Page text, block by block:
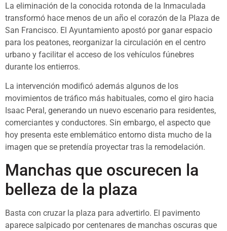
La eliminación de la conocida rotonda de la Inmaculada
transformó hace menos de un año el corazón de la Plaza de
San Francisco. El Ayuntamiento apostó por ganar espacio
para los peatones, reorganizar la circulación en el centro
urbano y facilitar el acceso de los vehículos fúnebres
durante los entierros.
La intervención modificó además algunos de los
movimientos de tráfico más habituales, como el giro hacia
Isaac Peral, generando un nuevo escenario para residentes,
comerciantes y conductores. Sin embargo, el aspecto que
hoy presenta este emblemático entorno dista mucho de la
imagen que se pretendía proyectar tras la remodelación.
Manchas que oscurecen la
belleza de la plaza
Basta con cruzar la plaza para advertirlo. El pavimento
aparece salpicado por centenares de manchas oscuras que